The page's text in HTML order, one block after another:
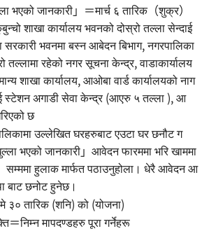
भएको जानकारी」＝मार्च ६ तारिक（शुक्र）
शाखा कार्यालय भवनको दोस्रो तल्ला सेन्दाई
सरकारी भवनमा बस्न आबेदन बिभाग, नगरपालिका
तल्लामा रहेको नगर सूचना केन्द्र, वाडाकार्यालय
शाखा कार्यालय, आओबा वार्ड कार्यालयको नाग
स्टेशन अगाडी सेवा केन्द्र (आएरु ५ तल्ला ), आ
छ
उल्लेखित घरहरुबाट एउटा घर छनौट ग
भएको जानकारी」आवेदन फारममा भरि खाममा
सम्ममा हुलाक मार्फत पठाउनुहोला। धेरै आवेदन आ
बाट छनोट हुनेछ।
३० तारिक (शनि) को (योजना)
＝निम्न मापदण्डहरु पूरा गर्नेहरू